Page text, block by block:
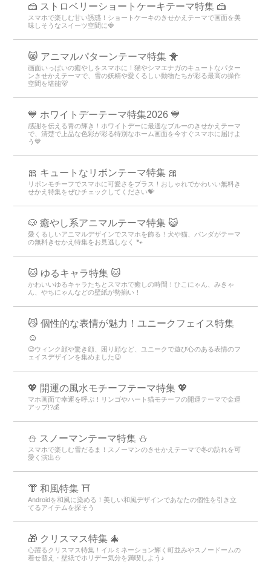
🍰 ストロベリーショートケーキテーマ特集 🍰
スマホで楽しむ甘い誘惑！ショートケーキのきせかえテーマで画面を美
味しそうなスイーツ空間に🍓
😸 アニマルパターンテーマ特集 🐥
画面いっぱいの癒やしをスマホに！猫やシマエナガのキュートなパター
ンきせかえテーマで、雪の妖精や愛くるしい動物たちが彩る最高の操作
空間を堪能🐻
💙 ホワイトデーテーマ特集2026 💙
感謝を伝える青の輝き！ホワイトデーに最適なブルーのきせかえテーマ
で、清楚で上品な色彩が彩る特別なホーム画面を今すぐスマホに届けよ
う💙
🎀 キュートなリボンテーマ特集 🎀
リボンモチーフでスマホに可愛さをプラス！おしゃれでかわいい無料き
せかえ特集をぜひチェックしてください💝
🐶 癒やし系アニマルテーマ特集 😺
愛くるしいアニマルデザインでスマホを飾る！犬や猫、パンダがテーマ
の無料きせかえ特集をお見逃しなく 🐾
🐱 ゆるキャラ特集 🐱
かわいいゆるキャラたちとスマホで癒しの時間！ひこにゃん、みきゃ
ん、やちにゃんなどの壁紙が勢揃い！
😼 個性的な表情が魅力！ユニークフェイス特集
☺️
😉ウィンク顔や驚き顔、困り顔など、ユニークで遊び心のある表情のフ
ェイスデザインを集めました😉
💖 開運の風水モチーフテーマ特集 💖
マホ画面で幸運を呼ぶ！リンゴやハート猫モチーフの開運テーマで金運
アップ!?💰
⛄ スノーマンテーマ特集 ⛄
スマホで楽しむ雪だるま！スノーマンのきせかえテーマで冬の訪れを可
愛く演出⛄
👘 和風特集 ⛩
Androidを和風に染める！美しい和風デザインであなたの個性を引き立
てるアイテムを探そう
🎁 クリスマス特集 🎄
心躍るクリスマス特集！イルミネーション輝く町並みやスノードームの
着せ替え・壁紙でホリデー気分を満喫しよう♪